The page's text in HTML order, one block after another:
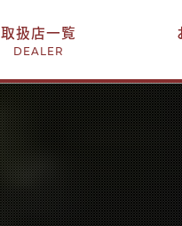
取扱店一覧
DEALER